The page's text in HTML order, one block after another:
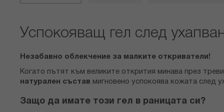
Успокояващ гел след
Незабавно облекчение за малките откриватели!
Когато пътят към великите открития минава през
натурален състав мигновено успокоява кожата след
Защо да имате този гел в раницата си?